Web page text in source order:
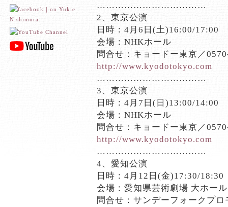
………………………………
2、東京公演
日時：4月6日(土)16:00/17:00
会場：NHKホール
問合せ：キョードー東京／
http://www.kyodotokyo.com
………………………………
3、東京公演
日時：4月7日(日)13:00/14:00
会場：NHKホール
問合せ：キョードー東京／
http://www.kyodotokyo.com
………………………………
4、愛知公演
日時：4月12日(金)17:30/18:30
会場：愛知県芸術劇場 大ホール
問合せ：サンデーフォークプ